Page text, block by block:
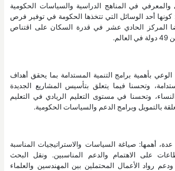
والمعرفي في المناهج الدراسية والسياسات الحكومية
كونها أحد الوسائل التي تتخذها الحكومة في توفير فرص
المركز الحادي عشر في قدرة السكان على اقتناص
بأهمية برامج التنمية المستدامة بما يحقق أهداف
وتحسنا فيما يتعلق بتأسيس المشاريع الجديدة
وتحسنا في مستوى التعليم الريادي في التعليم
بالتمويل وبرامج الدعم والسياسات الحكومية.
أهمها: صياغة السياسات والاستراتيجيات المناسبة
على الاهتمام والدعم المناسبين. ونقل البحث
رواد الأعمال المحتملين بين المهندسين والعلماء